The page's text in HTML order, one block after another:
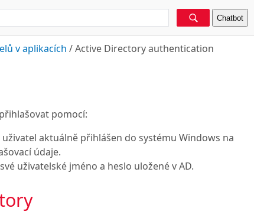
Chatbot
v aplikacích /Active Directory authentication
pomocí:
aktuálně přihlášen do systému Windows na
údaje.
uživatelské jméno a heslo uložené v AD.